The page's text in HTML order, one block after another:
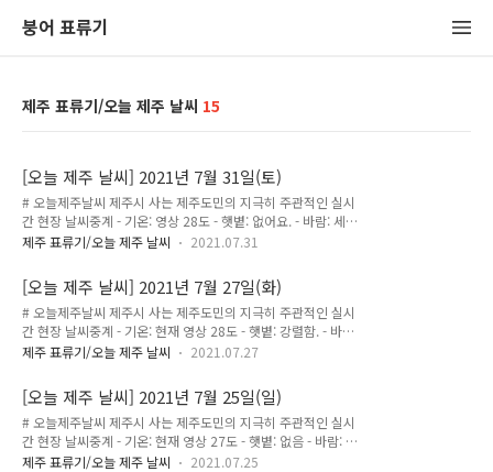
붕어 표류기
제주 표류기/오늘 제주 날씨 15
[오늘 제주 날씨] 2021년 7월 31일(토)
# 오늘제주날씨 제주시 사는 제주도민의 지극히 주관적인 실시
간 현장 날씨중계 - 기온: 영상 28도 - 햇볕: 없어요. - 바람: 세게
불어요. - 느낌: 흐리고 바람부는 날. 그런 느낌. 아시죠? 🙂 오후
늘 오후에 제주 시내 쪽에는 비가 꽤 많이 왔었다는 소식도 있던
데요. 협재, 금능 서쪽 라인에는 비가 안내렸답니다😙
제주 표류기/오늘 제주 날씨 2021.07.31
[오늘 제주 날씨] 2021년 7월 27일(화)
# 오늘제주날씨 제주시 사는 제주도민의 지극히 주관적인 실시
간 현장 날씨중계 - 기온: 현재 영상 28도 - 햇볕: 강렬함. - 바람:
거의 없음. - 구름: 없음. - 느낌: "우와. 아침부터 햇볕이 완전 강
재 영상 32도 - 햇볕: 엄청 강렬함. - 바람: 거의 없음. - 구름: 흰
구름 가득. - 느낌: "앗뜨거뜨거~~ 엄청 뜨거워요!"
제주 표류기/오늘 제주 날씨 2021.07.27
[오늘 제주 날씨] 2021년 7월 25일(일)
# 오늘제주날씨 제주시 사는 제주도민의 지극히 주관적인 실시
간 현장 날씨중계 - 기온: 현재 영상 27도 - 햇볕: 없음 - 바람: 엄
청 불다가 지금은 잦아듦. 왔다리갔다리 할듯함. - 구름: 잔뜩 흐
제주 표류기/오늘 제주 날씨 2021.07.25